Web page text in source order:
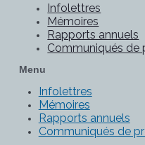
Infolettres
Mémoires
Rapports annuels
Communiqués de
Menu
Infolettres
Mémoires
Rapports annuels
Communiqués de